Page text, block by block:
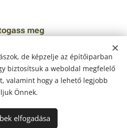
meg
bennünket
369 1037
E-mail
de képzelje az építőiparban
biztosítsuk a weboldal megfelelő
valamint hogy a lehető legjobb
Önnek.
elfogadása